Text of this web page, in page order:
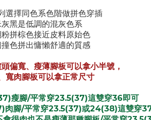
選擇同色系色階做拼色穿插
灰黑是低調的混灰色系
拼棕色接近皮料原始色
撞色拼出慵懶舒適的質感
偏寬、瘦薄腳板可以拿小半號，
寬肉腳板可以拿正常尺寸
瘦腳/平常穿23.5(37)這雙穿36即可
肉腳/平常穿23.5(37)或24(38)這雙穿